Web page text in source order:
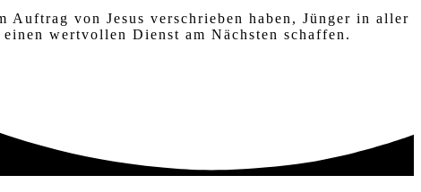
von Jesus verschrieben haben, Jünger in aller
einen wertvollen Dienst am Nächsten schaffen.